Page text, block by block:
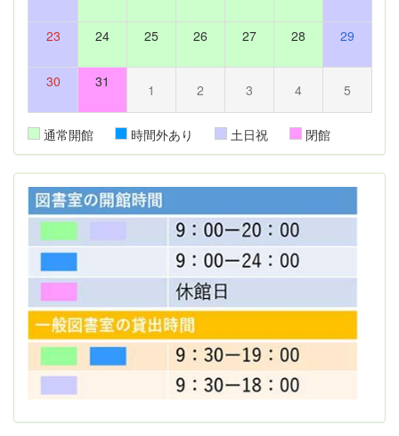
23 24 25 26 27 28 29
30 31 1 2 3 4 5
通常開館 時間外あり 土日祝 閉館